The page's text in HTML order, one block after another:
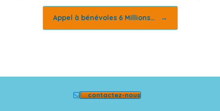
Appel à bénévoles 6 Millions… →
contactez-nous